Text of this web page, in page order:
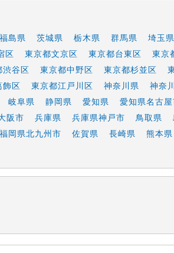
福島県 茨城県 栃木県 群馬県 埼玉県
区 東京都文京区 東京都台東区 東京
渋谷区 東京都中野区 東京都杉並区
飾区 東京都江戸川区 神奈川県
神奈
岐阜県 静岡県 愛知県 愛知県名古屋
阪市 兵庫県 兵庫県神戸市 鳥取県
福岡県北九州市 佐賀県 長崎県 熊本県